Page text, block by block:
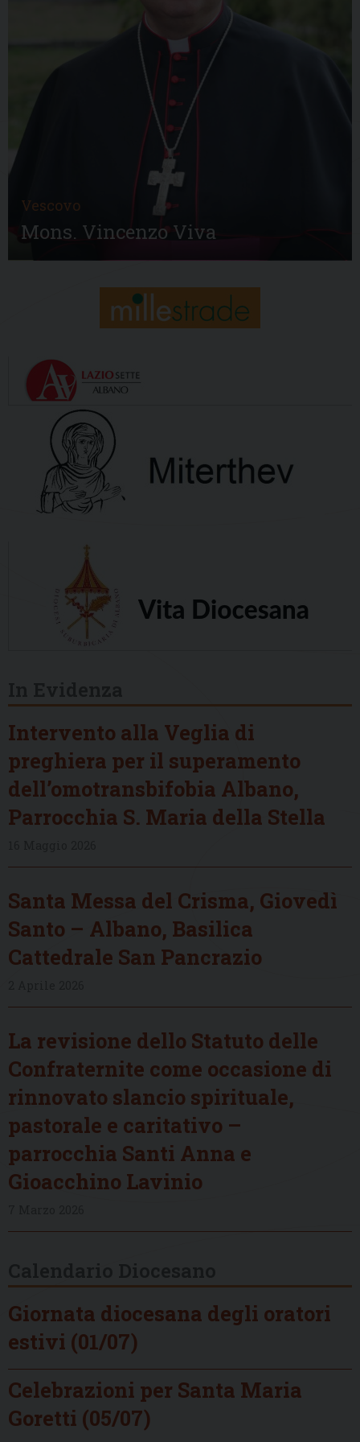
Vescovo
Mons. Vincenzo Viva
Intervento alla Veglia di
preghiera per il superamento
dell’omotransbifobia Albano,
Parrocchia S. Maria della Stella
Santa Messa del Crisma, Giovedì
Santo – Albano, Basilica
Cattedrale San Pancrazio
La revisione dello Statuto delle
Confraternite come occasione di
rinnovato slancio spirituale,
pastorale e caritativo –
parrocchia Santi Anna e
Gioacchino Lavinio
Giornata diocesana degli oratori
estivi (01/07)
Celebrazioni per Santa Maria
Goretti (05/07)